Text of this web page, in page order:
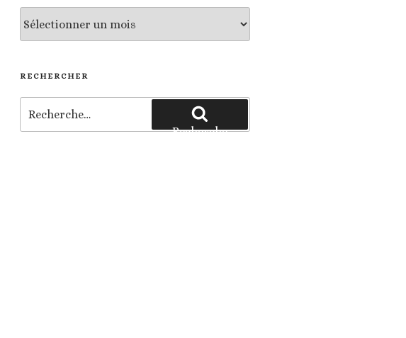
archives
RECHERCHER
pour
:
Recherche